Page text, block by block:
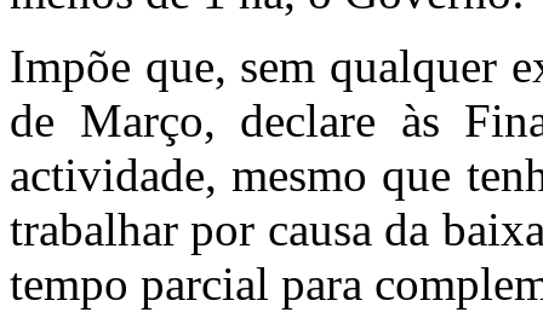
Impõe que, sem qualquer
de Março, declare às
actividade, mesmo que
trabalhar por causa da
tempo parcial para